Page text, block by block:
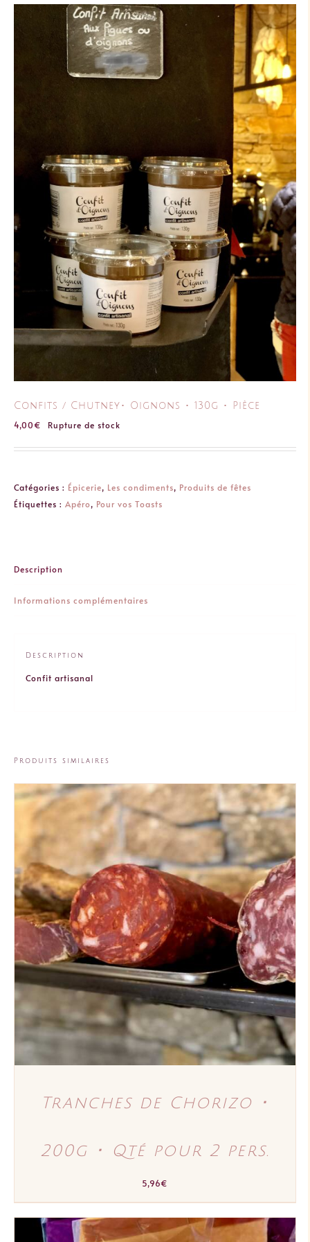
Confits / Chutney･ Oignons ･ 130g ･ Pièce
4,00€ Rupture de stock
Catégories : Épicerie, Les condiments, Produits de fêtes
Étiquettes : Apéro, Pour vos Toasts
Description
Informations complémentaires
Description
Confit artisanal
Produits similaires
AJOUTER AU PANIER
/
DÉTAILS
Tranches de Chorizo ･
200g ･ Qté pour 2 pers.
5,96€